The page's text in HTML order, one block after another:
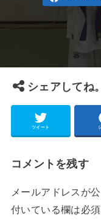
シェアしてね。
ツイート
コメントを残す
メールアドレスが
付いている欄は必